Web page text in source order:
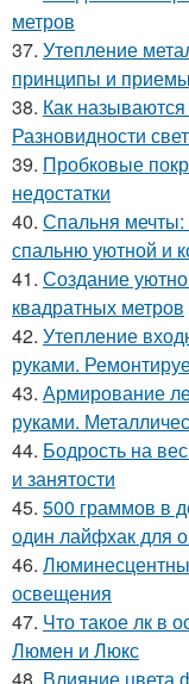
метров
37. Утепление
принципы и приемы
38. Как
Разновидности
39. Пробковые
недостатки
40. Спальня
спальню уютной и
41. Создание
квадратных метров
42. Утепление
руками.
43. Армирование
руками.
44. Бодрость на
и занятости
45. 500 граммов в
один лайфхак для
46.
освещения
47. Что такое лк в
Люмен и Люкс
48. Влияние цвета